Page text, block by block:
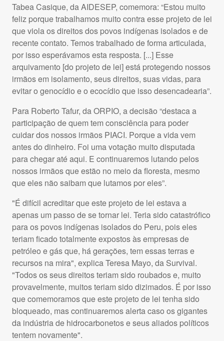
Tabea Casique, da AIDESEP, comemora: “Estou muito
feliz porque trabalhamos muito contra esse projeto de lei
que viola os direitos dos povos indígenas isolados e de
recente contato. Temos trabalhado de forma articulada,
por isso esperávamos esta resposta. [...] Esse
arquivamento [do projeto de lei] está protegendo nossos
irmãos em isolamento, seus direitos, suas vidas, para
evitar o genocídio e o ecocídio que isso desencadearia”.
Para Roberto Tafur, da ORPIO, a decisão “destaca a
participação de quem tem consciência para poder
cuidar dos nossos irmãos PIACI. Porque a vida vem
antes do dinheiro. Foi uma votação muito disputada
para chegar até aqui. E continuaremos lutando pelos
nossos irmãos que estão no meio da floresta, mesmo
que eles não saibam que lutamos por eles”.
"É difícil acreditar que este projeto de lei estava a
apenas um passo de se tornar lei. Teria sido catastrófico
para os povos indígenas isolados do Peru, pois eles
teriam ficado totalmente expostos às empresas de
petróleo e gás que, há gerações, tem essas terras e
recursos na mira", explica Teresa Mayo, da Survival.
"Todos os seus direitos teriam sido roubados e, muito
provavelmente, muitos teriam sido dizimados. É por isso
que comemoramos que este projeto de lei tenha sido
bloqueado, mas continuaremos alerta caso os gigantes
da indústria de hidrocarbonetos e seus aliados políticos
tentem novamente".